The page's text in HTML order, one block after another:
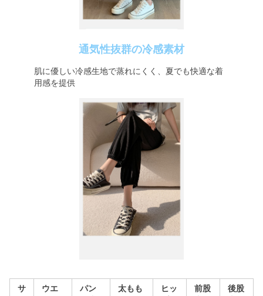
通気性抜群の冷感素材
肌に優しい冷感生地で蒸れにくく、夏でも快適な着
用感を提供
サ
ウエ
パン
太もも
ヒッ
前股
後股